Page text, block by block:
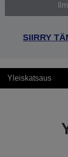
SIIRRY
Yleiskatsaus